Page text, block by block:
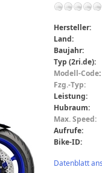
Hersteller:
Land:
Baujahr:
Typ (2ri.de):
Modell-Code:
Fzg.-Typ:
Leistung:
Hubraum:
Max. Speed:
Aufrufe:
Bike-ID:
Datenblatt